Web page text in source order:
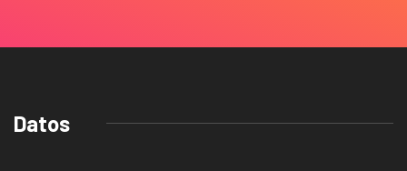
Datos